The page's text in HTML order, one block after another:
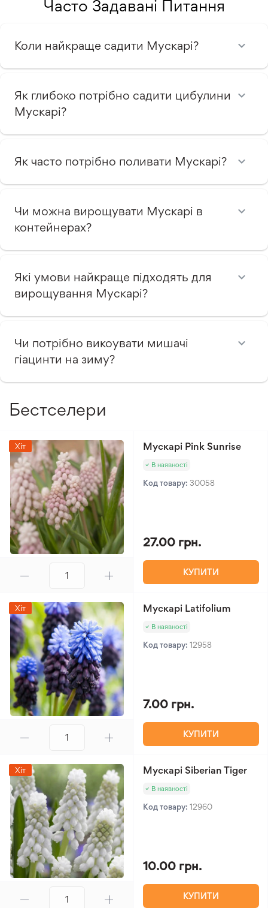
Часто Задавані Питання
Коли найкраще садити Мускарі?
Як глибоко потрібно садити цибулини
Мускарі?
Як часто потрібно поливати Мускарі?
Чи можна вирощувати Мускарі в
контейнерах?
Які умови найкраще підходять для
вирощування Мускарі?
Чи потрібно викоувати мишачі
гіацинти на зиму?
Бестселери
Хіт Мускарі Pink Sunrise
В наявності
Код товару: 30058
27.00 грн.
КУПИТИ
Хіт Мускарі Latifolium
В наявності
Код товару: 12958
7.00 грн.
КУПИТИ
Хіт Мускарі Siberian Tiger
В наявності
Код товару: 12960
10.00 грн.
КУПИТИ